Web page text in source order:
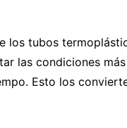
los tubos
las condiciones
Esto los